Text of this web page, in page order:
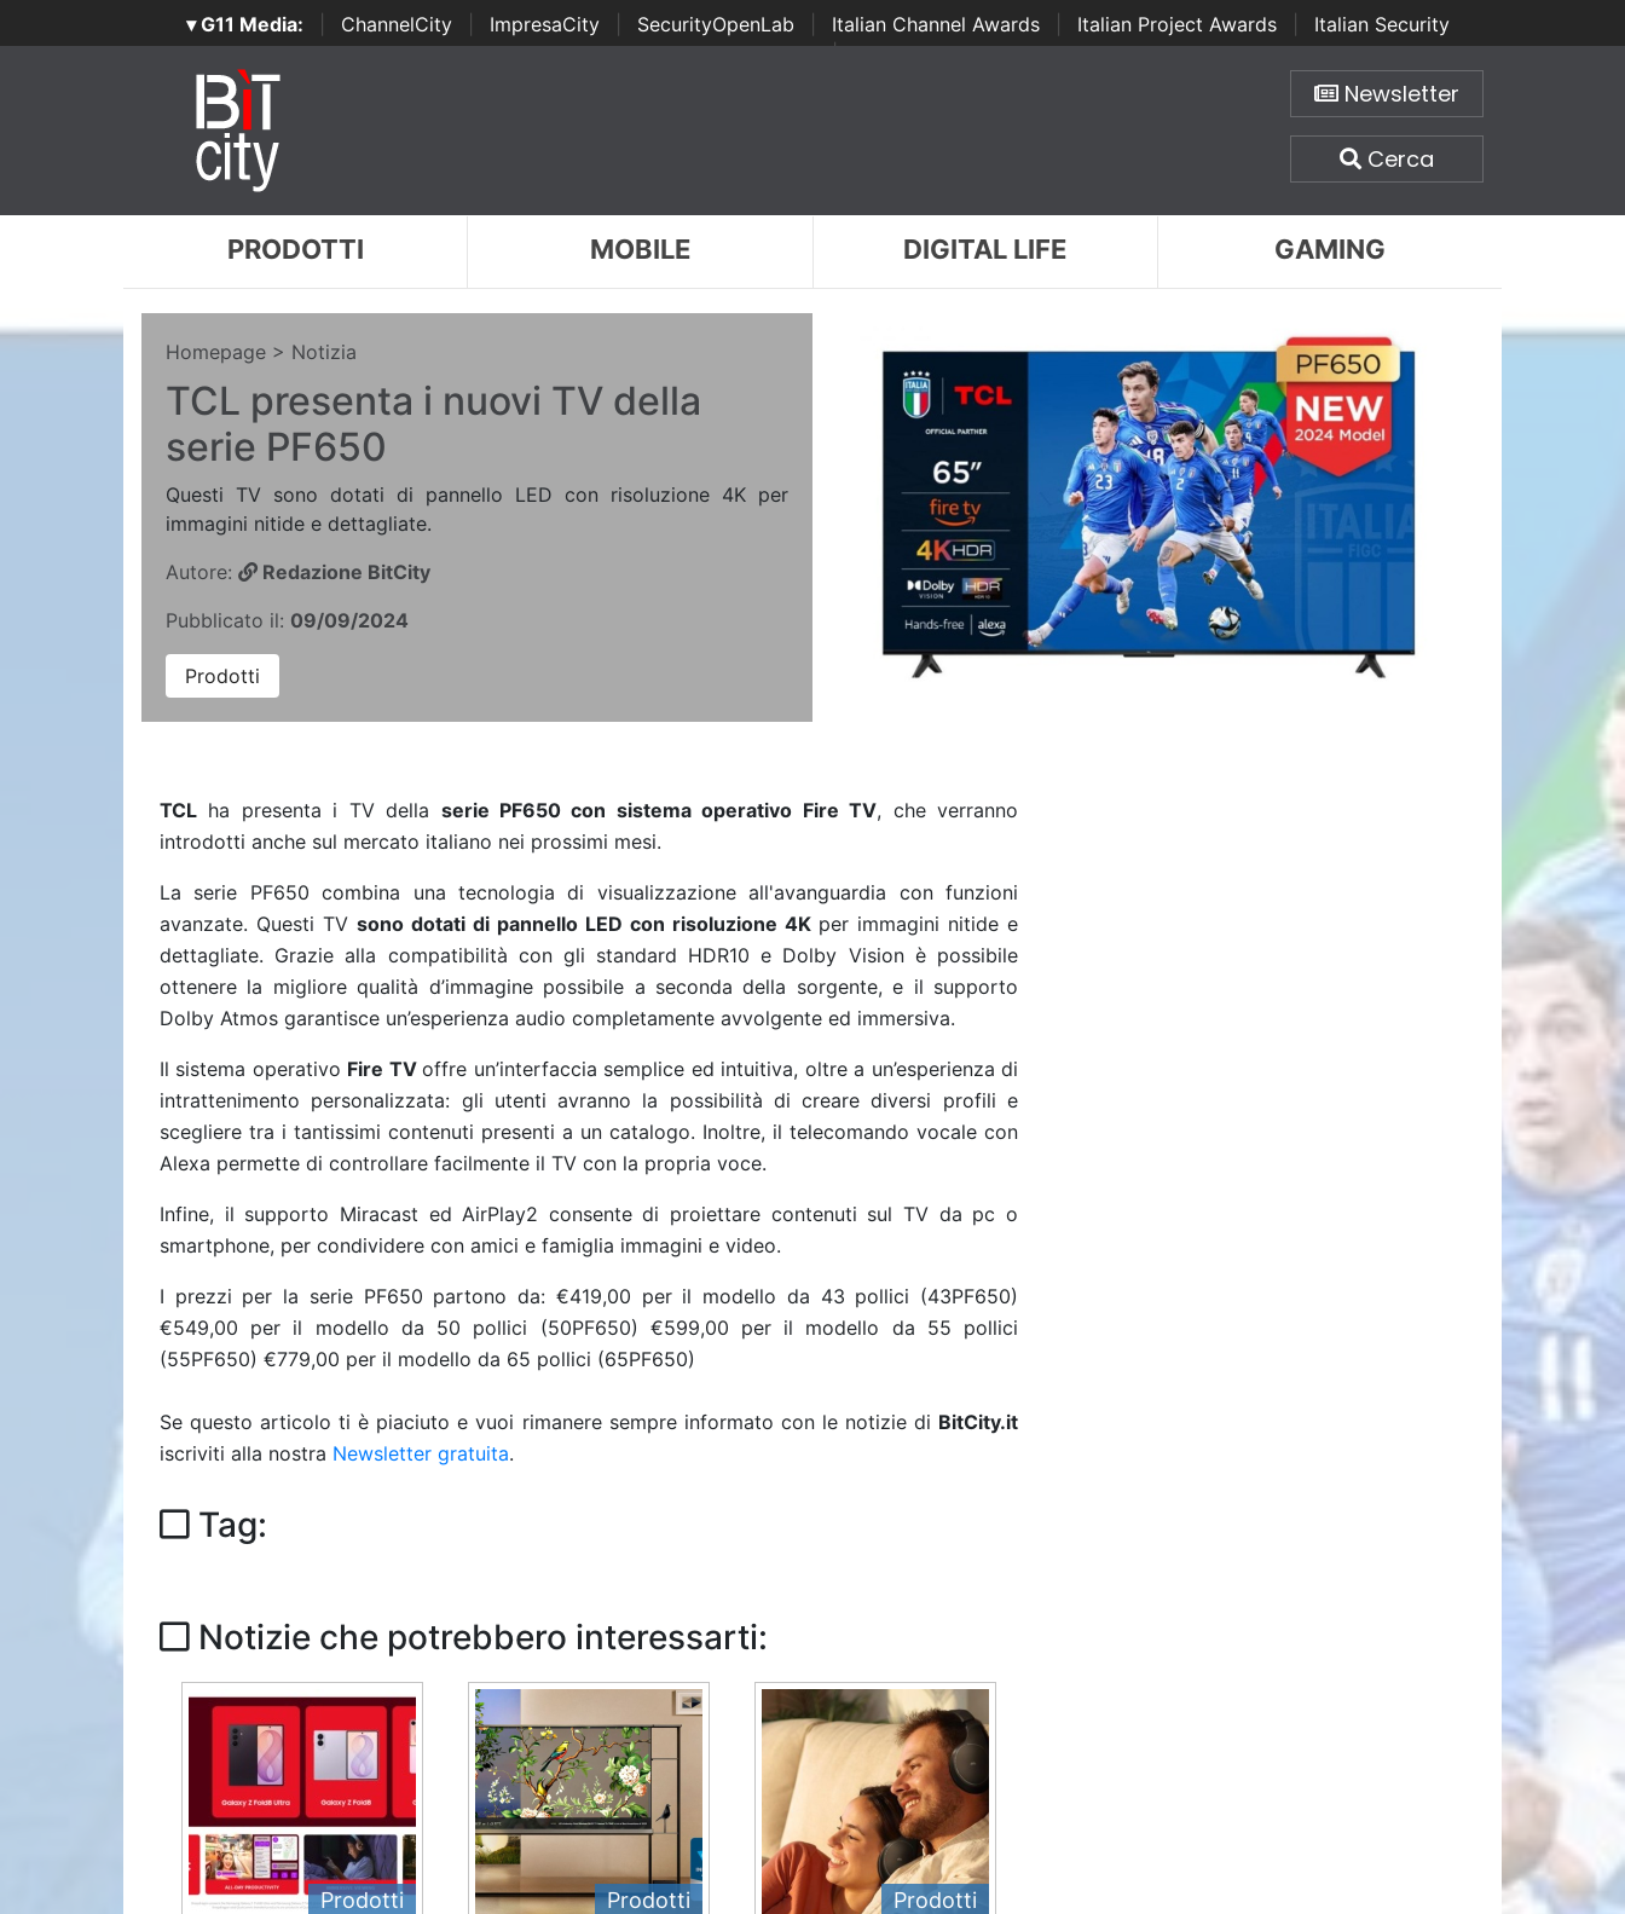
▾ G11 Media: ChannelCity ImpresaCity SecurityOpenLab Italian Channel Awards Italian Project Awards
Italian Security
Awards | ...
Newsletter
Cerca
PRODOTTI MOBILE DIGITAL LIFE GAMING
Homepage > Notizia
TCL presenta i nuovi TV della
serie PF650
Questi TV sono dotati di pannello LED con risoluzione 4K per
immagini nitide e dettagliate.
Autore:
Redazione BitCity
Pubblicato il: 09/09/2024
Prodotti
TCL ha presenta i TV della serie PF650 con sistema operativo Fire TV, che verranno
introdotti anche sul mercato italiano nei prossimi mesi.
La serie PF650 combina una tecnologia di visualizzazione all'avanguardia con funzioni
avanzate. Questi TV sono dotati di pannello LED con risoluzione 4K per immagini nitide e
dettagliate. Grazie alla compatibilità con gli standard HDR10 e Dolby Vision è possibile
ottenere la migliore qualità d’immagine possibile a seconda della sorgente, e il supporto
Dolby Atmos garantisce un’esperienza audio completamente avvolgente ed immersiva.
Il sistema operativo Fire TVoffre un’interfaccia semplice ed intuitiva, oltre a un’esperienza di
intrattenimento personalizzata: gli utenti avranno la possibilità di creare diversi profili e
scegliere tra i tantissimi contenuti presenti a un catalogo. Inoltre, il telecomando vocale con
Alexa permette di controllare facilmente il TV con la propria voce.
Infine, il supporto Miracast ed AirPlay2 consente di proiettare contenuti sul TV da pc o
smartphone, per condividere con amici e famiglia immagini e video.
I prezzi per la serie PF650 partono da: €419,00 per il modello da 43 pollici (43PF650)
€549,00 per il modello da 50 pollici (50PF650) €599,00 per il modello da 55 pollici
(55PF650) €779,00 per il modello da 65 pollici (65PF650)
Se questo articolo ti è piaciuto e vuoi rimanere sempre informato con le notizie di BitCity.it
iscriviti alla nostra Newsletter gratuita.
Tag:
Notizie che potrebbero interessarti:
Prodotti Prodotti Prodotti